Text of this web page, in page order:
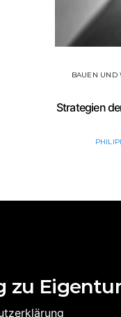
BAUEN UND
Strategien
zu